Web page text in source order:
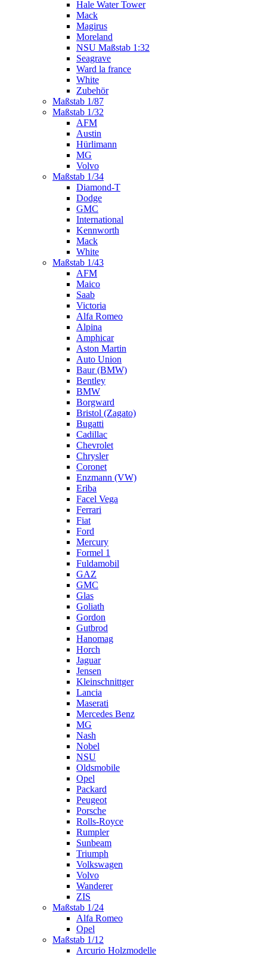
Hale Water Tower
Mack
Magirus
Moreland
NSU Maßstab 1:32
Seagrave
Ward la france
White
Zubehör
Maßstab 1/87
Maßstab 1/32
AFM
Austin
Hürlimann
MG
Volvo
Maßstab 1/34
Diamond-T
Dodge
GMC
International
Kennworth
Mack
White
Maßstab 1/43
AFM
Maico
Saab
Victoria
Alfa Romeo
Alpina
Amphicar
Aston Martin
Auto Union
Baur (BMW)
Bentley
BMW
Borgward
Bristol (Zagato)
Bugatti
Cadillac
Chevrolet
Chrysler
Coronet
Enzmann (VW)
Eriba
Facel Vega
Ferrari
Fiat
Ford
Mercury
Formel 1
Fuldamobil
GAZ
GMC
Glas
Goliath
Gordon
Gutbrod
Hanomag
Horch
Jaguar
Jensen
Kleinschnittger
Lancia
Maserati
Mercedes Benz
MG
Nash
Nobel
NSU
Oldsmobile
Opel
Packard
Peugeot
Porsche
Rolls-Royce
Rumpler
Sunbeam
Triumph
Volkswagen
Volvo
Wanderer
ZIS
Maßstab 1/24
Alfa Romeo
Opel
Maßstab 1/12
Arcurio Holzmodelle